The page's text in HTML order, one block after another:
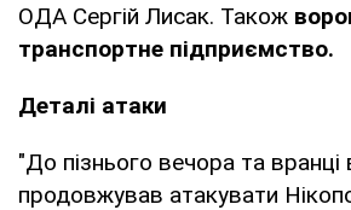
ОДА Сергій Лисак. Також
транспортне підприємство.
Деталі атаки
"До пізнього вечора та вранці
продовжував атакувати